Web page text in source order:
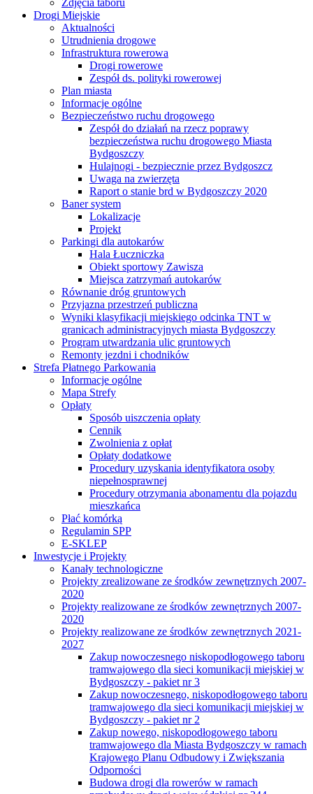
Drogi Miejskie
Aktualności
Utrudnienia drogowe
Infrastruktura rowerowa
Drogi rowerowe
Zespół ds. polityki rowerowej
Plan miasta
Informacje ogólne
Bezpieczeństwo ruchu drogowego
Zespół do działań na rzecz poprawy
bezpieczeństwa ruchu drogowego Miasta
Bydgoszczy
Hulajnogi - bezpiecznie przez Bydgoszcz
Uwaga na zwierzęta
Raport o stanie brd w Bydgoszczy 2020
Baner system
Lokalizacje
Projekt
Parkingi dla autokarów
Hala Łuczniczka
Obiekt sportowy Zawisza
Miejsca zatrzymań autokarów
Równanie dróg gruntowych
Przyjazna przestrzeń publiczna
Wyniki klasyfikacji miejskiego odcinka TNT w
granicach administracyjnych miasta Bydgoszczy
Program utwardzania ulic gruntowych
Remonty jezdni i chodników
Strefa Płatnego Parkowania
Informacje ogólne
Mapa Strefy
Opłaty
Sposób uiszczenia opłaty
Cennik
Zwolnienia z opłat
Opłaty dodatkowe
Procedury uzyskania identyfikatora osoby
niepełnosprawnej
Procedury otrzymania abonamentu dla pojazdu
mieszkańca
Płać komórką
Regulamin SPP
E-SKLEP
Inwestycje i Projekty
Kanały technologiczne
Projekty zrealizowane ze środków zewnętrznych 2007-
2020
Projekty realizowane ze środków zewnętrznych 2007-
2020
Projekty realizowane ze środków zewnętrznych 2021-
2027
Zakup nowoczesnego niskopodłogowego taboru
tramwajowego dla sieci komunikacji miejskiej w
Bydgoszczy - pakiet nr 3
Zakup nowoczesnego, niskopodłogowego taboru
tramwajowego dla sieci komunikacji miejskiej w
Bydgoszczy - pakiet nr 2
Zakup nowego, niskopodłogowego taboru
tramwajowego dla Miasta Bydgoszczy w ramach
Krajowego Planu Odbudowy i Zwiększania
Odporności
Budowa drogi dla rowerów w ramach